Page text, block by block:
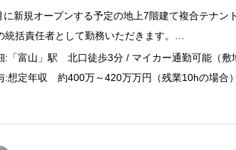
に新規オープンする予定の地上7階建て複合テナン
統括責任者として勤務いただきます。…
:「富山」駅 北口徒歩3分 / マイカー通勤可能（敷
:想定年収 約400万～420万万円（残業10hの場合